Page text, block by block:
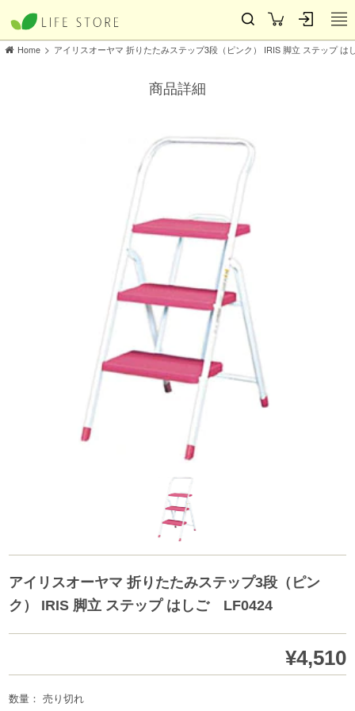
Home > アイリスオーヤマ 折りたたみステップ3段（ピンク） IRIS 脚立 ステップ は
商品詳細
アイリスオーヤマ 折りたたみステップ3段（ピン
ク） IRIS 脚立 ステップ はしご LF0424
¥4,510
数量： 売り切れ